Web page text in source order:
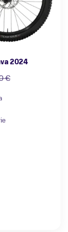
2024
€